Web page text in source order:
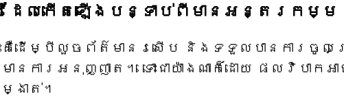
ដែលកើតឡើងបន្ទាប់ពីមានអន្តរកម្ម
គឺដើម្បីលួចព័ត៌មានរសើប និងទទួលបានការចូលប្
ារអនុញ្ញាត។ ទោះជាយ៉ាងណាក៏ដោយ ផលវិបាកអា
ងាត់។